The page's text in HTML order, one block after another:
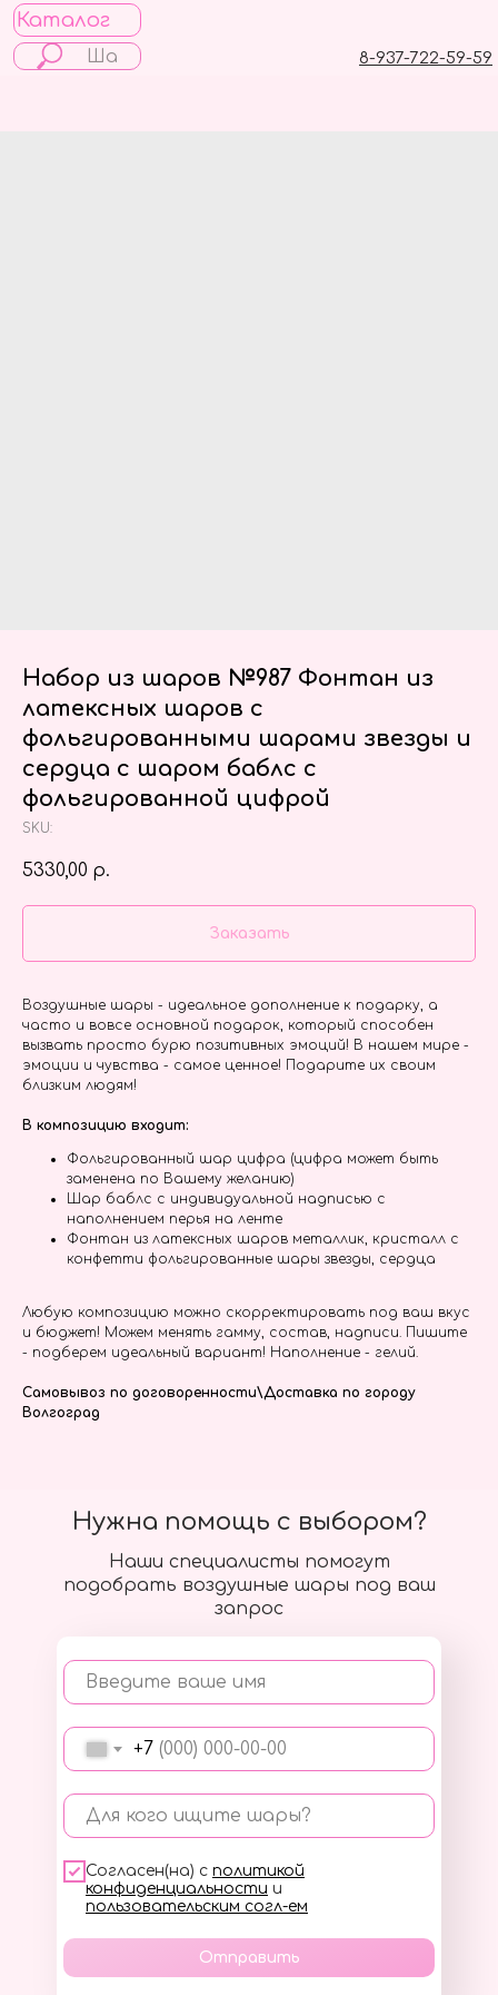
Каталог
8-937-722-59-59
Набор из шаров №987 Фонтан из
латексных шаров с
фольгированными шарами звезды и
сердца с шаром баблс с
фольгированной цифрой
SKU:
5330,00 р.
Заказать
Воздушные шары - идеальное дополнение к подарку, а
часто и вовсе основной подарок, который способен
вызвать просто бурю позитивных эмоций! В нашем мире -
эмоции и чувства - самое ценное! Подарите их своим
близким людям!
В композицию входит:
Фольгированный шар цифра (цифра может быть
заменена по Вашему желанию)
Шар баблс с индивидуальной надписью с
наполнением перья на ленте
Фонтан из латексных шаров металлик, кристалл с
конфетти фольгированные шары звезды, сердца
Любую композицию можно скорректировать под ваш вкус
и бюджет! Можем менять гамму, состав, надписи. Пишите
- подберем идеальный вариант! Наполнение - гелий.
Самовывоз по договоренности\Доставка по городу
Волгоград
Наши специалисты помогут
подобрать воздушные шары под ваш
запрос
Введите ваше имя
+7
Для кого ищите шары?
Согласен(на) с политикой
конфиденциальности и
пользовательским согл-ем
Отправить
Нужна помощь с выбором?